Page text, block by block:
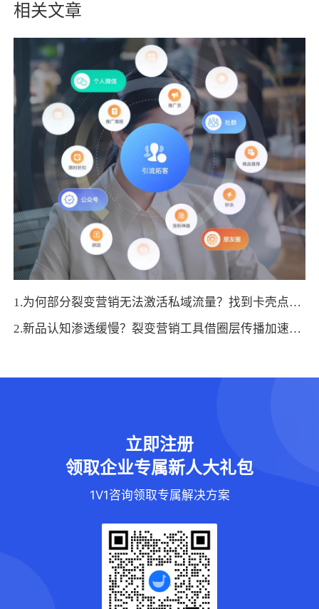
相关文章
1.为何部分裂变营销无法激活私域流量？找到卡壳点，才能选对优化路
2.新品认知渗透缓慢？裂变营销工具借圈层传播加速市场破圈的关键路径
立即注册
领取企业专属新人大礼包
1V1咨询领取专属解决方案